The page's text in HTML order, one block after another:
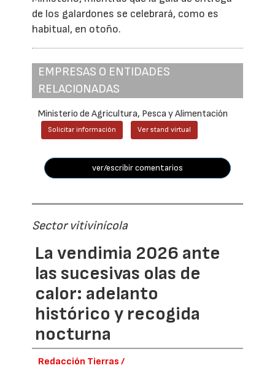
de los galardones se celebrará, como es
habitual, en otoño.
EMPRESAS O ENTIDADES
RELACIONADAS
Ministerio de Agricultura, Pesca y Alimentación
Solicitar información Ver stand virtual
ver/escribir comentarios
Sector vitivinícola
La vendimia 2026 ante
las sucesivas olas de
calor: adelanto
histórico y recogida
nocturna
Redacción Tierras /